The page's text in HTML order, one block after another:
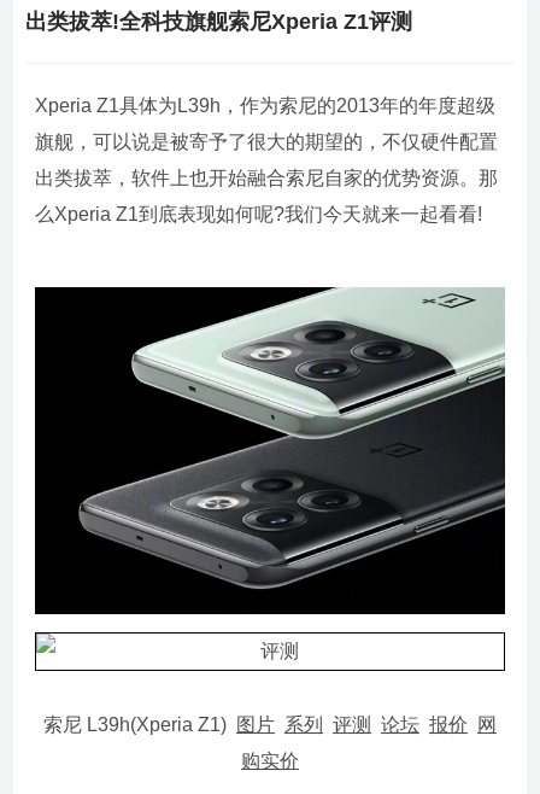
出类拔萃!全科技旗舰索尼Xperia Z1评测
Xperia Z1具体为L39h，作为索尼的2013年的年度超级
旗舰，可以说是被寄予了很大的期望的，不仅硬件配置
出类拔萃，软件上也开始融合索尼自家的优势资源。那
么Xperia Z1到底表现如何呢?我们今天就来一起看看!
索尼 L39h(Xperia Z1) 图片 系列 评测 论坛 报价
网
购实价